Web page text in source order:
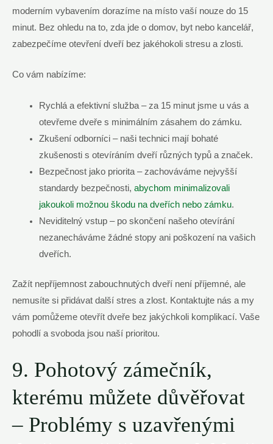
moderním vybavením dorazíme na místo vaší nouze do 15
minut. Bez ohledu na to, zda jde o domov, byt nebo kancelář,
zabezpečíme otevření dveří bez jakéhokoli stresu a zlosti.
Co vám nabízíme:
Rychlá a efektivní služba – za 15 minut jsme u vás a
otevřeme dveře s minimálním zásahem do zámku.
Zkušení odborníci – naši technici mají bohaté
zkušenosti s otevíráním dveří různých typů a značek.
Bezpečnost jako priorita – zachováváme nejvyšší
standardy bezpečnosti, abychom minimalizovali
jakoukoli možnou škodu na dveřích nebo zámku.
Neviditelný vstup – po skončení našeho otevírání
nezanecháváme žádné stopy ani poškození na vašich
dveřích.
Zažít nepříjemnost zabouchnutých dveří není příjemné, ale
nemusíte si přidávat další stres a zlost. Kontaktujte nás a my
vám pomůžeme otevřít dveře bez jakýchkoli komplikací. Vaše
pohodlí a svoboda jsou naší prioritou.
9. Pohotový zámečník,
kterému můžete důvěřovat
– Problémy s uzavřenými